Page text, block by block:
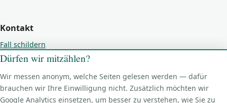
Kontakt
Fall schildern
Kontakt
Impressum
Datenschutz
Dürfen wir mitzählen?
Wir messen anonym, welche Seiten gelesen werden — dafür
brauchen wir Ihre Einwilligung nicht. Zusätzlich möchten wir
Google Analytics einsetzen, um besser zu verstehen, wie Sie zu